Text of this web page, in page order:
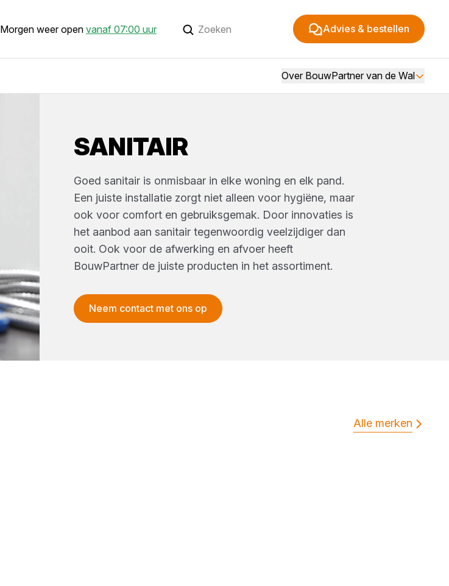
Morgen weer open vanaf 07:00 uur Advies & bestellen
Over BouwPartner van de Wal
SANITAIR
Goed sanitair is onmisbaar in elke woning en elk pand.
Een juiste installatie zorgt niet alleen voor hygiëne, maar
ook voor comfort en gebruiksgemak. Door innovaties is
het aanbod aan sanitair tegenwoordig veelzijdiger dan
ooit. Ook voor de afwerking en afvoer heeft
BouwPartner de juiste producten in het assortiment.
Neem contact met ons op
Alle merken